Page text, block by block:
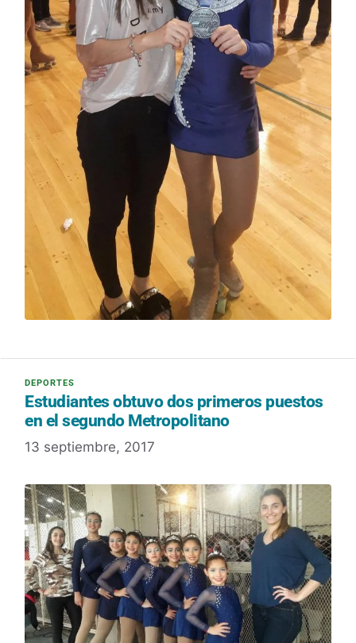
Estudiantes obtuvo dos primeros puestos
en el segundo Metropolitano
13 septiembre, 2017